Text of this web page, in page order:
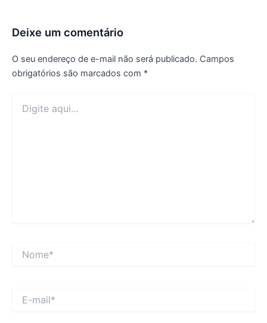
Deixe um comentário
O seu endereço de e-mail não será publicado. Campos
obrigatórios são marcados com *
aqui...
mail*